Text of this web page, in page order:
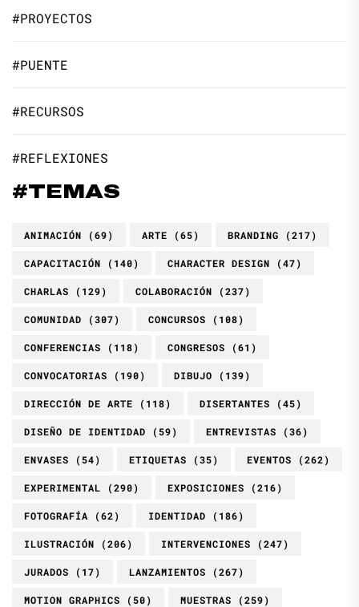
#PROYECTOS
#PUENTE
#RECURSOS
#REFLEXIONES
#TEMAS
ANIMACIÓN (69) ARTE (65) BRANDING (217)
CAPACITACIÓN (140) CHARACTER DESIGN (47)
CHARLAS (129) COLABORACIÓN (237)
COMUNIDAD (307) CONCURSOS (108)
CONFERENCIAS (118) CONGRESOS (61)
CONVOCATORIAS (190) DIBUJO (139)
DIRECCIÓN DE ARTE (118) DISERTANTES (45)
DISEÑO DE IDENTIDAD (59) ENTREVISTAS (36)
ENVASES (54) ETIQUETAS (35) EVENTOS (262)
EXPERIMENTAL (290) EXPOSICIONES (216)
FOTOGRAFÍA (62) IDENTIDAD (186)
ILUSTRACIÓN (206) INTERVENCIONES (247)
JURADOS (17) LANZAMIENTOS (267)
MOTION GRAPHICS (50) MUESTRAS (259)